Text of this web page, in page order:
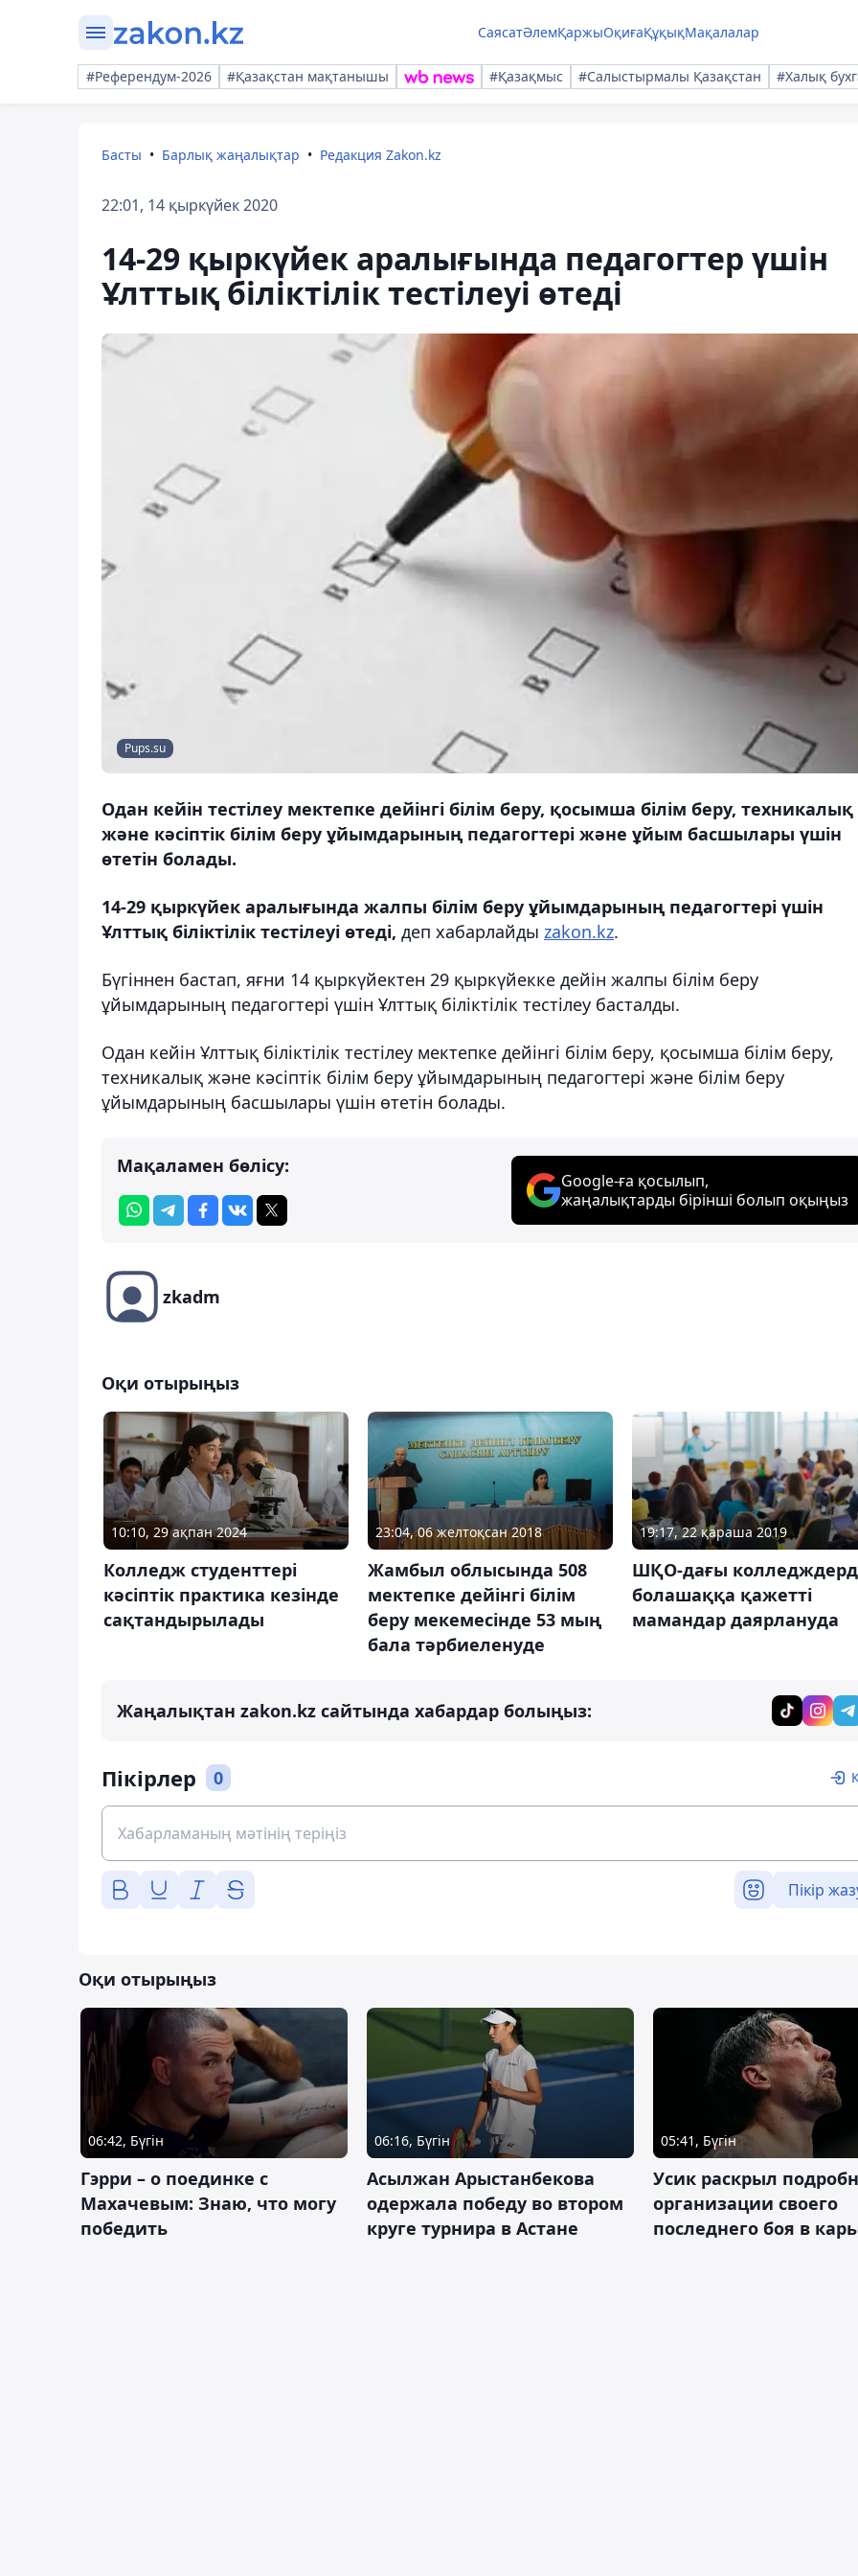
СаясатӘлемҚаржыОқиғаҚұқықМақалалар
#Референдум-2026 #Қазақстан мақтанышы #Қазақмыс #Салыстырмалы Қазақстан #Халық
Басты Барлық жаңалықтар Редакция Zakon.kz
22:01, 14 қыркүйек 2020
14-29 қыркүйек аралығында педагогтер үшін
Ұлттық біліктілік тестілеуі өтеді
Pups.su
Одан кейін тестілеу мектепке дейінгі білім беру, қосымша білім беру, техникалық
және кәсіптік білім беру ұйымдарының педагогтері және ұйым басшылары үшін
өтетін болады.
14-29 қыркүйек аралығында жалпы білім беру ұйымдарының педагогтері үшін
Ұлттық біліктілік тестілеуі өтеді, деп хабарлайды zakon.kz.
Бүгіннен бастап, яғни 14 қыркүйектен 29 қыркүйекке дейін жалпы білім беру
ұйымдарының педагогтері үшін Ұлттық біліктілік тестілеу басталды.
Одан кейін Ұлттық біліктілік тестілеу мектепке дейінгі білім беру, қосымша білім беру,
техникалық және кәсіптік білім беру ұйымдарының педагогтері және білім беру
ұйымдарының басшылары үшін өтетін болады.
Мақаламен бөлісу:
Google-ға қосылып,
жаңалықтарды бірінші болып оқыңыз
zkadm
Оқи отырыңыз
10:10, 29 ақпан 2024
Колледж студенттері
кәсіптік практика кезінде
сақтандырылады
23:04, 06 желтоқсан 2018
Жамбыл облысында 508
мектепке дейінгі білім
беру мекемесінде 53 мың
бала тәрбиеленуде
19:17, 22 қараша 2019
ШҚО-дағы
болашаққа қажетті
мамандар даярлануда
Жаңалықтан zakon.kz сайтында хабардар болыңыз:
Пікірлер 0
Пікір
Оқи отырыңыз
06:42, Бүгін
Гэрри – о поединке с
Махачевым: Знаю, что могу
победить
06:16, Бүгін
Асылжан Арыстанбекова
одержала победу во втором
круге турнира в Астане
05:41, Бүгін
Усик раскрыл
организации своего
последнего боя в